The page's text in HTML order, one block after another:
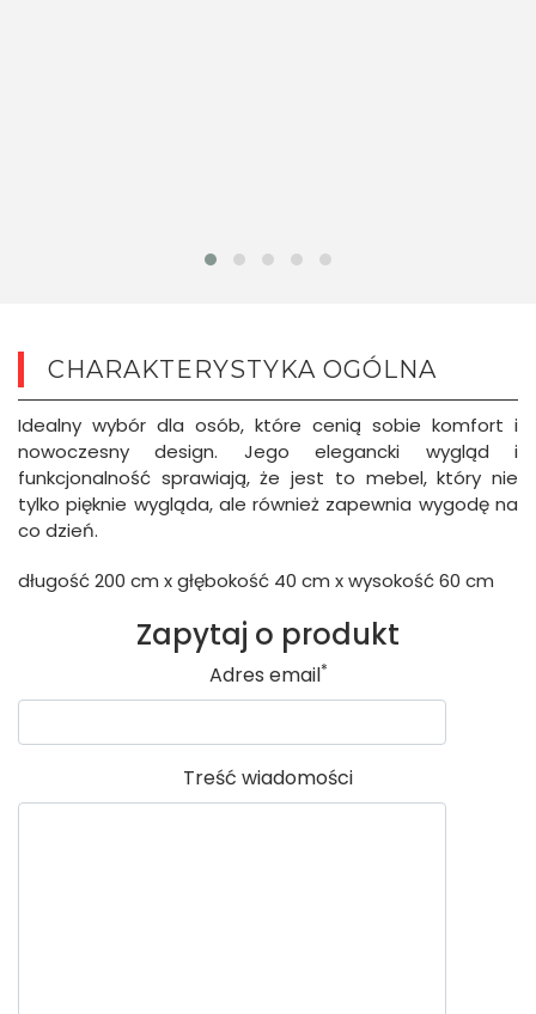
CHARAKTERYSTYKA OGÓLNA
Idealny wybór dla osób, które cenią sobie komfort i
nowoczesny design. Jego elegancki wygląd i
funkcjonalność sprawiają, że jest to mebel, który nie
tylko pięknie wygląda, ale również zapewnia wygodę na
co dzień.
długość 200 cm x głębokość 40 cm x wysokość 60 cm
Zapytaj o produkt
Adres email*
Treść wiadomości